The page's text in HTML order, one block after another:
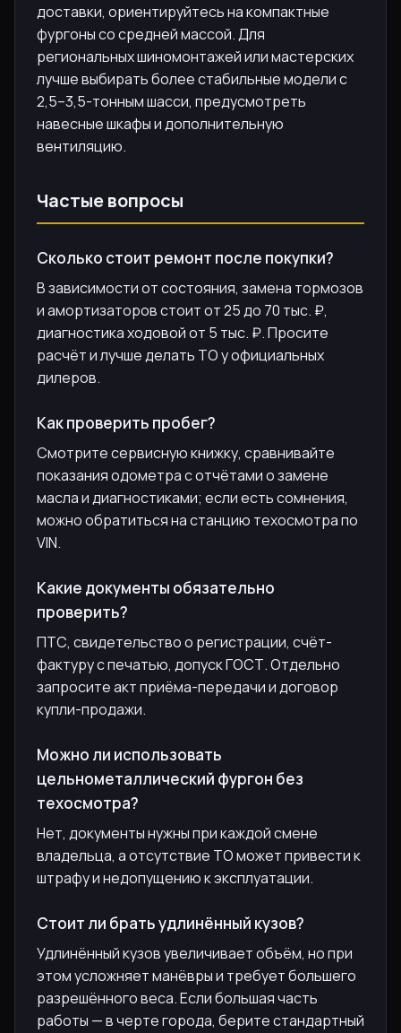
доставки, ориентируйтесь на компактные
фургоны со средней массой. Для
региональных шиномонтажей или мастерских
лучше выбирать более стабильные модели с
2,5–3,5-тонным шасси, предусмотреть
навесные шкафы и дополнительную
вентиляцию.
Частые вопросы
Сколько стоит ремонт после покупки?
В зависимости от состояния, замена тормозов
и амортизаторов стоит от 25 до 70 тыс. ₽,
диагностика ходовой от 5 тыс. ₽. Просите
расчёт и лучше делать ТО у официальных
дилеров.
Как проверить пробег?
Смотрите сервисную книжку, сравнивайте
показания одометра с отчётами о замене
масла и диагностиками; если есть сомнения,
можно обратиться на станцию техосмотра по
VIN.
Какие документы обязательно
проверить?
ПТС, свидетельство о регистрации, счёт-
фактуру с печатью, допуск ГОСТ. Отдельно
запросите акт приёма-передачи и договор
купли-продажи.
Можно ли использовать
цельнометаллический фургон без
техосмотра?
Нет, документы нужны при каждой смене
владельца, а отсутствие ТО может привести к
штрафу и недопущению к эксплуатации.
Стоит ли брать удлинённый кузов?
Удлинённый кузов увеличивает объём, но при
этом усложняет манёвры и требует большего
разрешённого веса. Если большая часть
работы — в черте города, берите стандартный